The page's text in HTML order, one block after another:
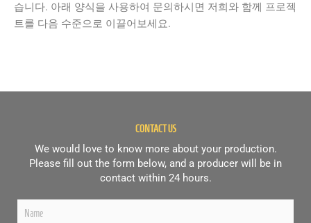
습니다. 아래 양식을 사용하여 문의하시면 저희와 함께 프로젝
트를 다음 수준으로 이끌어보세요.
CONTACT US
We would love to know more about your production.
Please fill out the form below, and a producer will be in
contact within 24 hours.